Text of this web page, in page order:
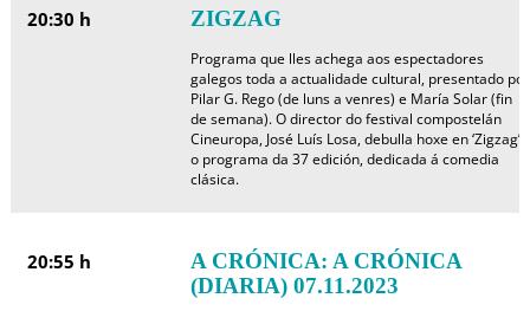
20:30 h ZIGZAG
Programa que lles achega aos espectadores
galegos toda a actualidade cultural, presentado por
Pilar G. Rego (de luns a venres) e María Solar (fin
de semana). O director do festival compostelán
Cineuropa, José Luís Losa, debulla hoxe en ‘Zigzag’
o programa da 37 edición, dedicada á comedia
clásica.
20:55 h
A CRÓNICA: A CRÓNICA
(DIARIA) 07.11.2023